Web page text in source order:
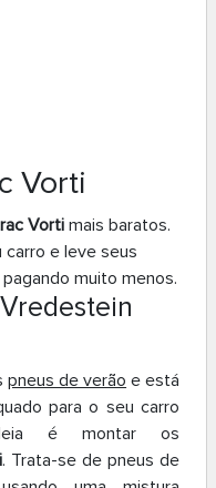
Vorti
Vortimais baratos.
carro e leve seus
muito menos.
pneus de verão e está
para o seu carro
é montar os
. Trata-se de pneus de